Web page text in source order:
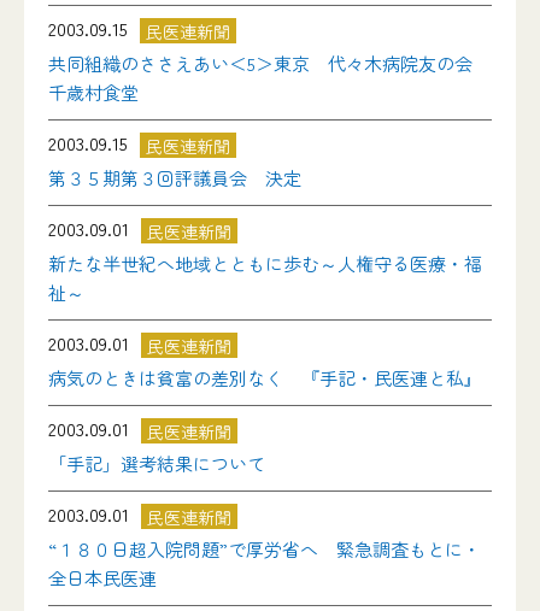
2003.09.15
民医連新聞
共同組織のささえあい＜5＞東京 代々木病院友の会
千歳村食堂
2003.09.15
民医連新聞
第３５期第３回評議員会 決定
2003.09.01
民医連新聞
新たな半世紀へ地域とともに歩む～人権守る医療・福
祉～
2003.09.01
民医連新聞
病気のときは貧富の差別なく 『手記・民医連と私』
2003.09.01
民医連新聞
「手記」選考結果について
2003.09.01
民医連新聞
“１８０日超入院問題”で厚労省へ 緊急調査もとに・
全日本民医連